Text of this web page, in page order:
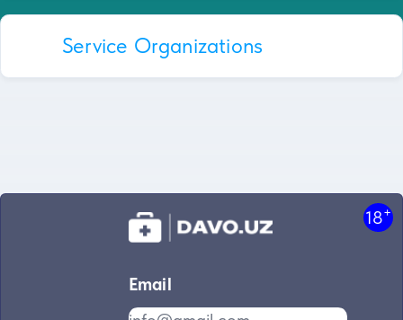
Service Organizations
18+
Email